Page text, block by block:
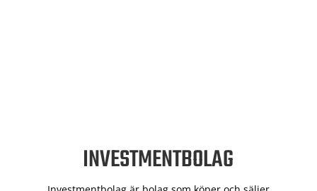
INVESTMENTBOLAG